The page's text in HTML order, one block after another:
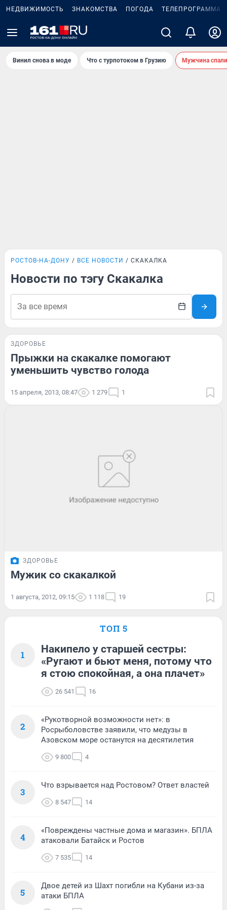
НЕДВИЖИМОСТЬ ЗНАКОМСТВА ПОГОДА ТЕЛЕПРОГРАММА
Винил снова в моде Что с турпотоком в Грузию Мужчина
РОСТОВ-НА-ДОНУ ВСЕ НОВОСТИ СКАКАЛКА
Новости по тэгу Скакалка
ЗДОРОВЬЕ
Прыжки на скакалке помогают
уменьшить чувство голода
15 апреля, 2013, 08:47 1 279 1
ЗДОРОВЬЕ
Мужик со скакалкой
1 августа, 2012, 09:15 1 118 19
ТОП 5
1
Накипело у старшей сестры:
«Ругают и бьют меня, потому что
я стою спокойная, а она плачет»
26 541 16
2
«Рукотворной возможности нет»: в
Росрыболовстве заявили, что медузы в
Азовском море останутся на десятилетия
9 800 4
3
Что взрывается над Ростовом? Ответ властей
8 547 14
4
«Повреждены частные дома и магазин». БПЛА
атаковали Батайск и Ростов
7 535 14
5
Двое детей из Шахт погибли на Кубани из-за
атаки БПЛА